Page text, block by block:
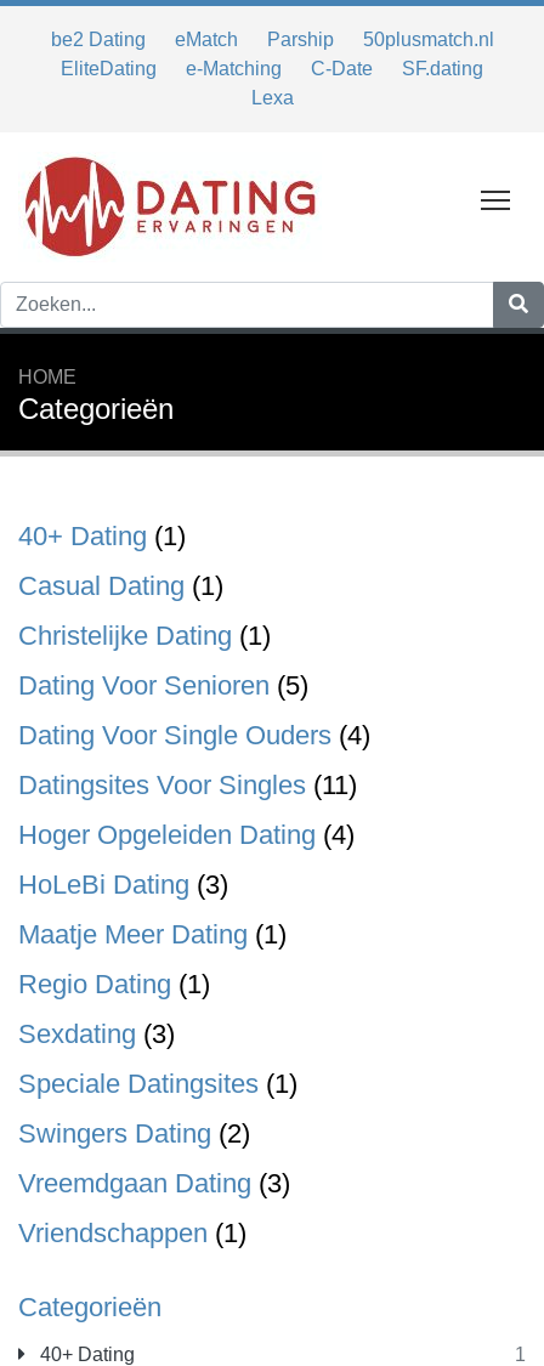
be2 Dating eMatch Parship
50plusmatch.nl
EliteDating
e-Matching C-Date
SF.dating
Lexa
HOME
Categorieën
Categorieën
40+ Dating 1
40+ Dating (1)
Casual Dating (1)
Christelijke Dating (1)
Dating Voor Senioren (5)
Dating Voor Single Ouders (4)
Datingsites Voor Singles (11)
Hoger Opgeleiden Dating (4)
HoLeBi Dating (3)
Maatje Meer Dating (1)
Regio Dating (1)
Sexdating (3)
Speciale Datingsites (1)
Swingers Dating (2)
Vreemdgaan Dating (3)
Vriendschappen (1)